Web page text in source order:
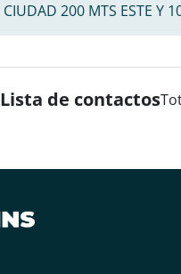
CIUDAD 200 MTS ESTE Y
Lista de contactos